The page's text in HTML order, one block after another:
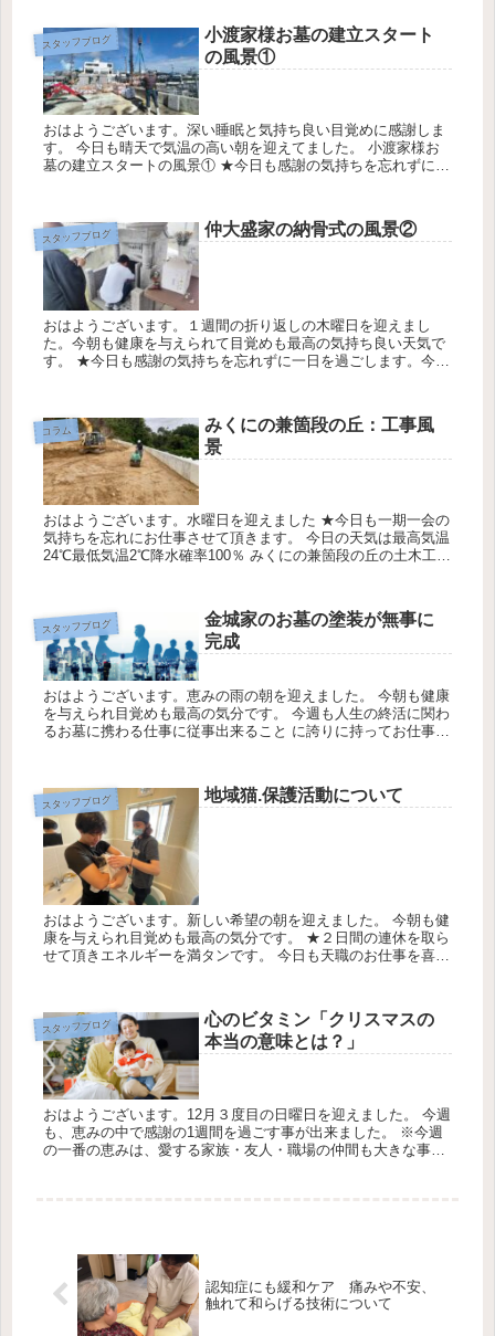
スタッフブログ
小渡家様お墓の建立スタート
の風景①
おはようございます。深い睡眠と気持ち良い目覚めに感謝しま
す。 今日も晴天で気温の高い朝を迎えてました。 小渡家様お
墓の建立スタートの風景① ★今日も感謝の気持ちを忘れずにお
スタッフブログ 仲大盛家の納骨式の風景②
おはようございます。１週間の折り返しの木曜日を迎えまし
た。今朝も健康を与えられて目覚めも最高の気持ち良い天気で
す。 ★今日も感謝の気持ちを忘れずに一日を過ごします。今日
コラム
みくにの兼箇段の丘：工事風
景
おはようございます。水曜日を迎えました ★今日も一期一会の
気持ちを忘れにお仕事させて頂きます。 今日の天気は最高気温
24℃最低気温2℃降水確率100％ みくにの兼箇段の丘の土木工事
スタッフブログ
金城家のお墓の塗装が無事に
完成
おはようございます。恵みの雨の朝を迎えました。 今朝も健康
を与えられ目覚めも最高の気分です。 今週も人生の終活に関わ
るお墓に携わる仕事に従事出来ること に誇りに持ってお仕事さ
スタッフブログ 地域猫.保護活動について
おはようございます。新しい希望の朝を迎えました。 今朝も健
康を与えられ目覚めも最高の気分です。 ★２日間の連休を取ら
せて頂きエネルギーを満タンです。 今日も天職のお仕事を喜ん
スタッフブログ
心のビタミン「クリスマスの
本当の意味とは？」
おはようございます。12月３度目の日曜日を迎えました。 今週
も、恵みの中で感謝の1週間を過ごす事が出来ました。 ※今週
の一番の恵みは、愛する家族・友人・職場の仲間も大きな事
認知症にも緩和ケア 痛みや不安、
触れて和らげる技術について